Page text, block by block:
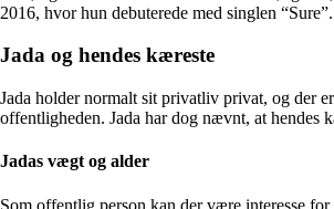
2016, hvor hun debuterede med singlen
Jada og hendes kæreste
Jada holder normalt sit privatliv privat, og der
offentligheden. Jada har dog nævnt, at hendes
Jadas vægt og alder
Som offentlig person kan der være interesse